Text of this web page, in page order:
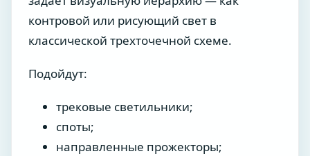
контровой или рисующий свет в
классической трехточечной схеме.
Подойдут:
трековые светильники;
споты;
направленные прожекторы;